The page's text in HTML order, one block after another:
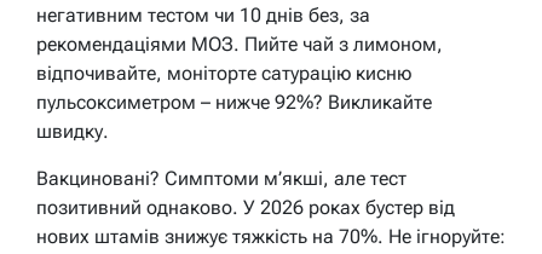
негативним тестом чи 10 днів без, за
рекомендаціями МОЗ. Пийте чай з лимоном,
відпочивайте, моніторте сатурацію кисню
пульсоксиметром – нижче 92%? Викликайте
швидку.
Вакциновані? Симптоми м’якші, але тест
позитивний однаково. У 2026 роках бустер від
нових штамів знижує тяжкість на 70%. Не ігноруйте: